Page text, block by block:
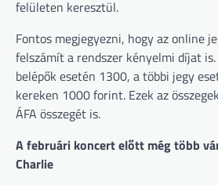
felületen keresztül.
Fontos megjegyezni, hogy az online
felszámít a rendszer kényelmi díjat is.
belépők esetén 1300, a többi jegy
kereken 1000 forint. Ezek az
ÁFA összegét is.
A februári koncert előtt még több
Charlie